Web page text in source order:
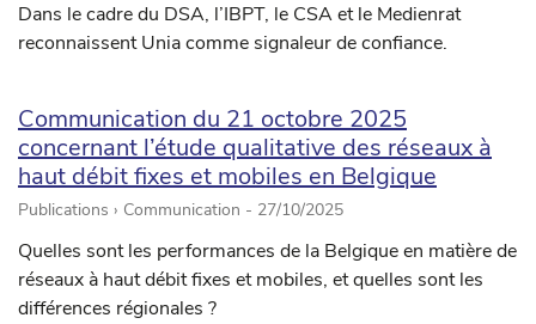
Dans le cadre du DSA, l’IBPT, le CSA et le Medienrat
reconnaissent Unia comme signaleur de confiance.
Communication du 21 octobre 2025
concernant l’étude qualitative des réseaux à
haut débit fixes et mobiles en Belgique
Publications › Communication - 27/10/2025
Quelles sont les performances de la Belgique en matière de
réseaux à haut débit fixes et mobiles, et quelles sont les
différences régionales ?